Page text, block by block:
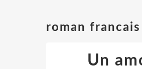
roman francais
Un